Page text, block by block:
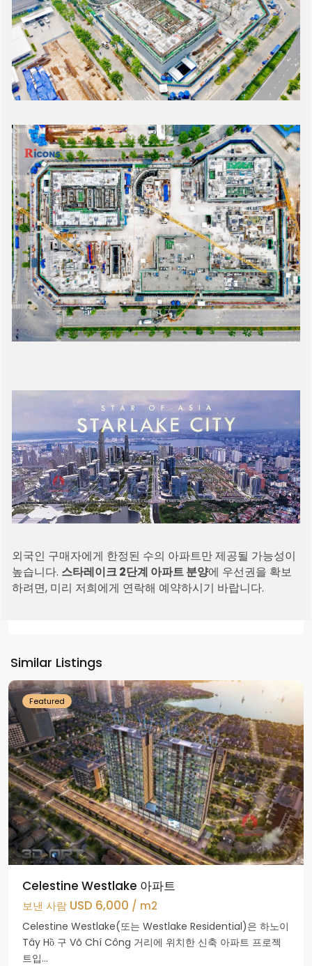
외국인 구매자에게 한정된 수의 아파트만 제공될 가능성이
높습니다. 스타레이크 2단계 아파트 분양에 우선권을 확보
하려면, 미리 저희에게 연락해 예약하시기 바랍니다.
Similar Listings
군
Featured
Celestine Westlake 아파트
보낸 사람 USD 6,000 / m2
Celestine Westlake(또는 Westlake Residential)은 하노이
Tây Hồ 구 Võ Chí Công 거리에 위치한 신축 아파트 프로젝
트입...